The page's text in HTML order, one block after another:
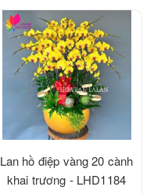
Lan hồ điệp vàng 20 cành
khai trương - LHD1184